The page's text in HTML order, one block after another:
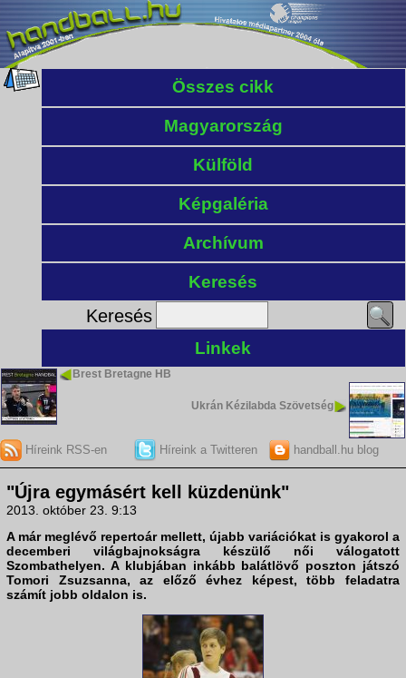
Összes cikk
Magyarország
Külföld
Képgaléria
Archívum
Keresés
Keresés
Linkek
Brest Bretagne HB
Ukrán Kézilabda Szövetség
Híreink RSS-en Híreink a Twitteren handball.hu blog
"Újra egymásért kell küzdenünk"
2013. október 23. 9:13
A már meglévő repertoár mellett, újabb variációkat is gyakorol a
decemberi világbajnokságra készülő női válogatott
Szombathelyen. A klubjában inkább balátlövő poszton játszó
Tomori Zsuzsanna, az előző évhez képest, több feladatra
számít jobb oldalon is.